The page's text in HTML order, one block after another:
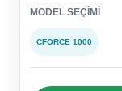
MODEL SEÇIMI
CFORCE 1000